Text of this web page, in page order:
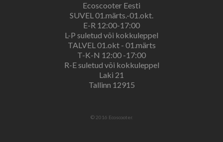
Ecoscooter Eesti
SUVEL 01.märts.-01.okt.
E-R 12:00-17:00
L-P suletud või kokkuleppel
TALVEL 01.okt - 01.märts
T-K-N 12:00 -17:00
R-E suletud või kokkuleppel
Laki 21
Tallinn 12915
© 2016 Ecoscooter.